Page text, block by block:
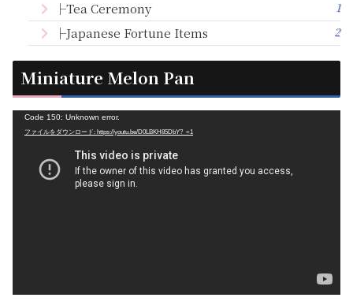
├Tea Ceremony 1
├Japanese Fortune Items 2
Miniature Melon Pan
Code 150: Unknown error.
ファイルをダウンロード: https://youtu.be/D0LBKH85DbY?_=1